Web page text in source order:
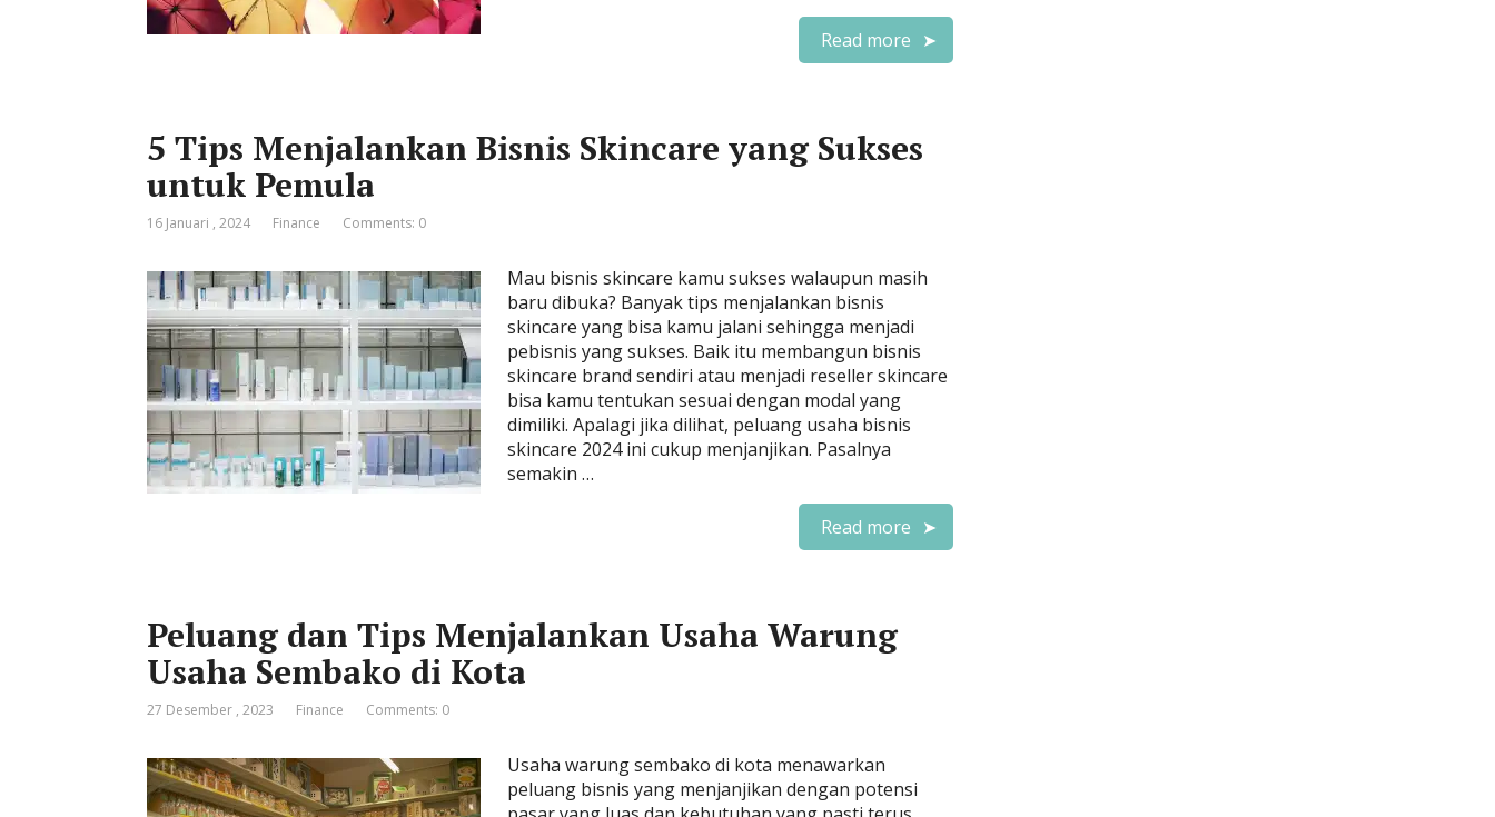
Read more
5 Tips Menjalankan Bisnis Skincare yang Sukses
untuk Pemula
16 Januari , 2024 Finance Comments: 0
Mau bisnis skincare kamu sukses walaupun masih
baru dibuka? Banyak tips menjalankan bisnis
skincare yang bisa kamu jalani sehingga menjadi
pebisnis yang sukses. Baik itu membangun bisnis
skincare brand sendiri atau menjadi reseller skincare
bisa kamu tentukan sesuai dengan modal yang
dimiliki. Apalagi jika dilihat, peluang usaha bisnis
skincare 2024 ini cukup menjanjikan. Pasalnya
semakin …
Read more
Peluang dan Tips Menjalankan Usaha Warung
Usaha Sembako di Kota
27 Desember , 2023 Finance Comments: 0
Usaha warung sembako di kota menawarkan
peluang bisnis yang menjanjikan dengan potensi